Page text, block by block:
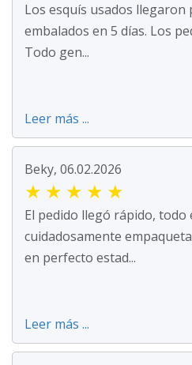
Los esquís usados llegaron
embalados en 5 días. Los
Todo gen...
Leer más ...
Beky, 06.02.2026
★ ★ ★ ★ ★
El pedido llegó rápido, todo
cuidadosamente
en perfecto estad...
Leer más ...